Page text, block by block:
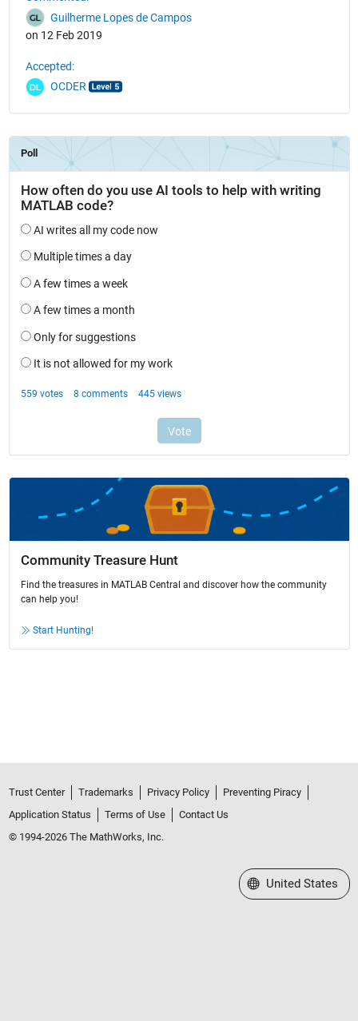
Guilherme Lopes de Campos
on 12 Feb 2019
Accepted:
OCDER
Community Treasure Hunt
Find the treasures in MATLAB Central and discover how the community
can help you!
Start Hunting!
Trust Center Trademarks Privacy Policy
Preventing Piracy
Application Status
Terms of Use
Contact Us
© 1994-2026 The MathWorks, Inc.
Select a Web Site
United States